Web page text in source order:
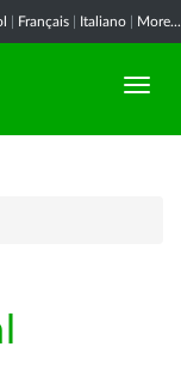
Français Italiano More...